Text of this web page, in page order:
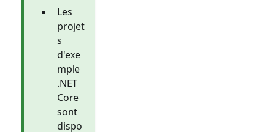
Les
projet
s
d'exe
mple
.NET
Core
sont
dispo